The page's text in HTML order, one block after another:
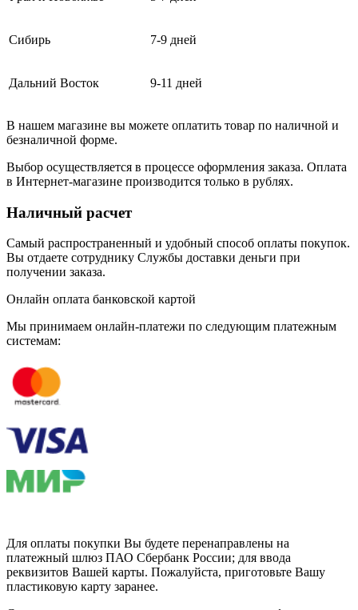
Сибирь 7-9 дней
Дальний Восток 9-11 дней
В нашем магазине вы можете оплатить товар по наличной и
безналичной форме.
Выбор осуществляется в процессе оформления заказа. Оплата
в Интернет-магазине производится только в рублях.
Наличный расчет
Самый распространенный и удобный способ оплаты покупок.
Вы отдаете сотруднику Службы доставки деньги при
получении заказа.
Онлайн оплата банковской картой
Мы принимаем онлайн-платежи по cледующим платежным
системам:
Для оплаты покупки Вы будете перенаправлены на
платежный шлюз ПАО Сбербанк России; для ввода
реквизитов Вашей карты. Пожалуйста, приготовьте Вашу
пластиковую карту заранее.